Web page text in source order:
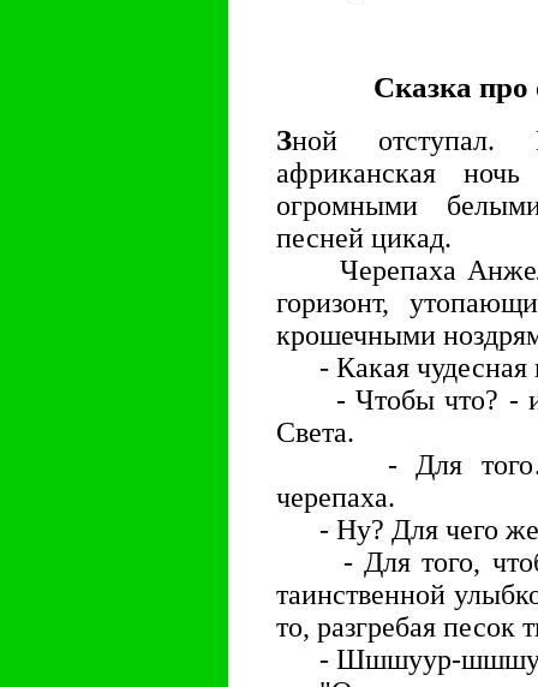
Сказка про
Зной отступал.
африканская
огромными
песней цикад.
Черепаха
горизонт,
крошечными
- Какая чудесная
- Чтобы что? -
Света.
- Для того… -
черепаха.
- Ну? Для чего
- Для того,
таинственной
то, разгребая песок
- Шшшуур-